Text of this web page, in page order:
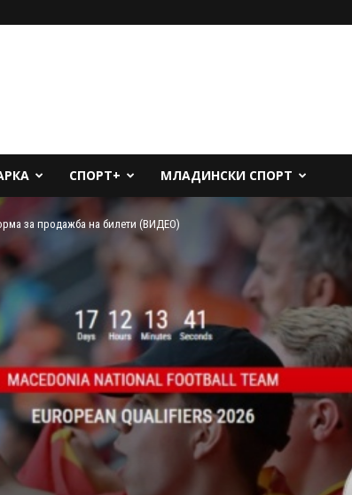
СПОРТ+ МЛАДИНСКИ СПОРТ
за продажба на билети (ВИДЕО)